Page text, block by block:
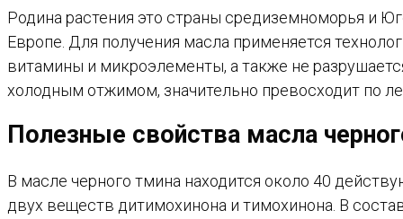
Родина растения это страны средиземноморья и
Европе. Для получения масла применяется
витамины и микроэлементы, а также не
холодным отжимом, значительно превосходит по
Полезные свойства масла
В масле черного тмина находится около 40
двух веществ дитимохинона и тимохинона. В